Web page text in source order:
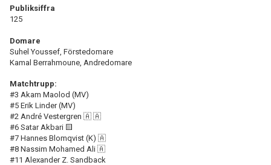
Publiksiffra
125
Domare
Suhel Youssef, Förstedomare
Kamal Berrahmoune, Andredomare
Matchtrupp:
#3 Akam Maolod (MV)
#5 Erik Linder (MV)
#2 André Vestergren 🇦 🇦
#6 Satar Akbari 🟨
#7 Hannes Blomqvist (K) 🇦
#8 Nassim Mohamed Ali 🇦
#11 Alexander Z. Sandback